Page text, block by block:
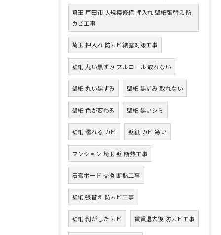
埼玉 戸田市 大規模修繕 押入れ 壁紙張替え 防
カビ工事
埼玉 押入れ 防カビ結露対策工事
壁紙 丸い黒ずみ アルコール 取れない
壁紙 丸い黒ずみ 壁紙 黒ずみ 取れない
壁紙 色が変わる 壁紙 黒いシミ
壁紙 濡れる カビ 壁紙 カビ 寒い
マンション 埼玉 壁 断熱工事
石膏ボード 交換 断熱工事
壁紙 張替え 防カビ工事
壁紙 剥がした カビ 賃貸退去後 防カビ工事